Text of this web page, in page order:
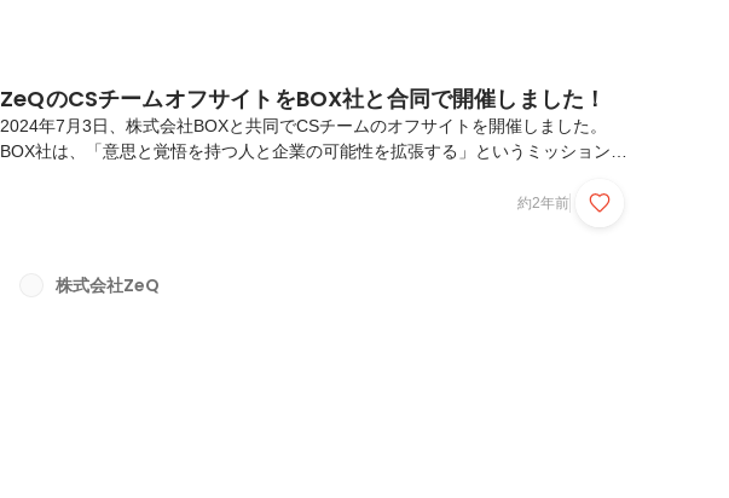
ZeQのCSチームオフサイトをBOX社と合同で開催しました！
2024年7月3日、株式会社BOXと共同でCSチームのオフサイトを開催しました。
BOX社は、「意思と覚悟を持つ人と企業の可能性を拡張する」というミッションを
もオフサイトとは「オフサイト」とは、オフィス外の環境に場所を移してメンバー
めに効果的であるとされています。日常業務に追われがちなメンバーが、非日常的
約2年前
株式会社ZeQ